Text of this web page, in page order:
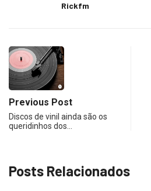
Rickfm
Previous Post
Discos de vinil ainda são os
queridinhos dos…
Posts Relacionados